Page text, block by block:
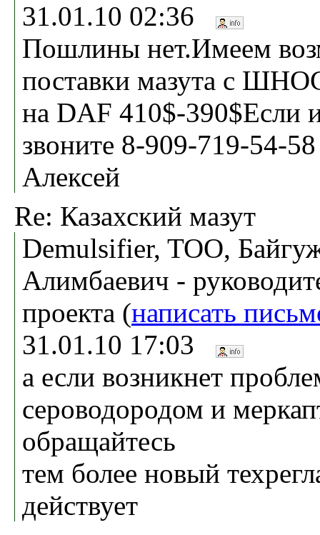
31.01.10 02:36
Пошлины нет.Имеем
поставки мазута с
на DAF 410$-390$Если
звоните 8-909-719-54-
Алексей
Re: Казахский мазут
Demulsifier, TOO,
Алимбаевич -
проекта (написать
31.01.10 17:03
а если возникнет
сероводородом и
обращайтесь
тем более новый
действует